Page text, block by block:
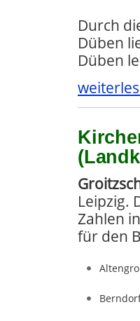
Durch
Düben
Düben
Leipzig.
Zahlen
für den